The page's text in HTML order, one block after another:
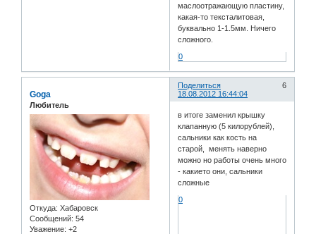
маслоотражающую пластину,
какая-то тексталитовая,
буквально 1-1.5мм. Ничего
сложного.
0
Поделиться
6
18.08.2012 16:44:04
Goga
Любитель
Откуда: Хабаровск
Сообщений: 54
Уважение: +2
в итоге заменил крышку
клапанную (5 килорублей),
сальники как кость на
старой, менять наверно
можно но работы очень много
- какието они, сальники
сложные
0